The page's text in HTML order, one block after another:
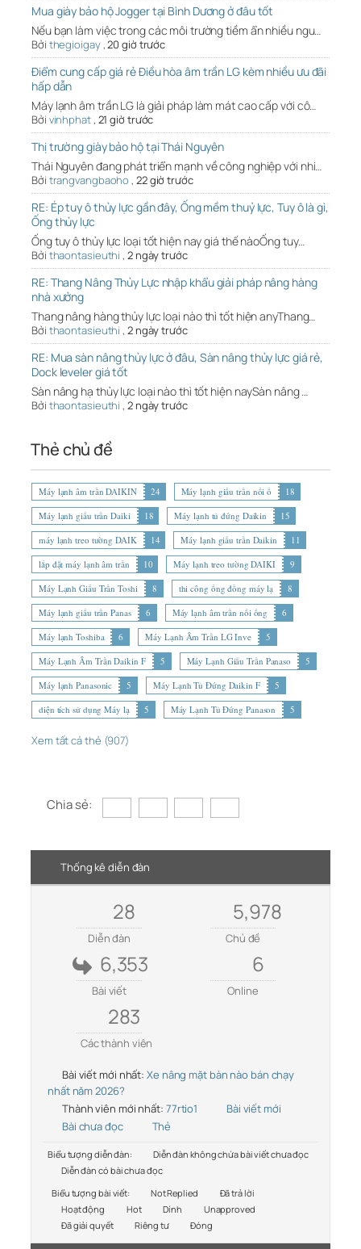
Mua giày bảo hộ Jogger tại Bình Dương ở đâu tốt
Nếu bạn làm việc trong các môi trường tiềm ẩn nhiều ngu…
Bởi thegioigay,20 giờ trước
Điểm cung cấp giá rẻ Điều hòa âm trần LG kèm nhiều ưu đãi
hấp dẫn
Máy lạnh âm trần LG là giải pháp làm mát cao cấp với cô…
Bởi vinhphat, 21 giờ trước
Thị trường giày bảo hộ tại Thái Nguyên
Thái Nguyên đang phát triển mạnh về công nghiệp với nhi…
Bởi trangvangbaoho , 22 giờ trước
RE: Ép tuy ô thủy lực gần đây, Ống mềm thuỷ lực, Tuy ô là gì,
Ống thủy lực
Ống tuy ô thủy lực loại tốt hiện nay giá thế nàoỐng tuy…
Bởi thaontasieuthi , 2 ngày trước
RE: Thang Nâng Thủy Lực nhập khẩu giải pháp nâng hàng
nhà xưởng
Thang nâng hàng thủy lực loại nào thì tốt hiện anyThang…
Bởi thaontasieuthi , 2 ngày trước
RE: Mua sàn nâng thủy lực ở đâu, Sàn nâng thủy lực giá rẻ,
Dock leveler giá tốt
Sàn nâng hạ thủy lực loại nào thì tốt hiện naySàn nâng …
Bởi thaontasieuthi , 2 ngày trước
Thẻ chủ đề
Máy lạnh âm trần DAIKIN 24 Máy lạnh giấu trần nối ố
18
Máy lạnh giấu trần Daiki
18 Máy lạnh tủ đứng Daikin
15
máy lạnh treo tường DAIK
14 Máy lạnh giấu trần Daikin
11
lắp đặt máy lạnh âm trần
10 Máy lạnh treo tường DAIKI
9
Máy Lạnh Giấu Trần Toshi
8 thi công ống đồng máy lạ
8
Máy lạnh giấu trần Panas
6 Máy lạnh âm trần nối ống
6
Máy lạnh Toshiba
6 Máy Lạnh Âm Trần LG Inve
5
Máy Lạnh Âm Trần Daikin F
5 Máy Lạnh Giấu Trần Panaso
5
Máy lạnh Panasonic
5 Máy Lạnh Tủ Đứng Daikin F
5
diện tích sử dụng Máy lạ
5 Máy Lạnh Tủ Đứng Panason 5
Xem tất cả thẻ (907)
Chia sẻ:
Thống kê diễn đàn
28
Diễn đàn
5,978
Chủ đề
6,353
Bài viết
6
Online
283
Các thành viên
Bài viết mới nhất: Xe nâng mặt bàn nào bán chạy
nhất năm 2026?
Thành viên mới nhất: 77rtio1
Bài viết mới
Bài chưa đọc
Thẻ
Biểu tượng diễn đàn:
Diễn đàn không chứa bài viết chưa đọc
Diễn đàn có bài chưa đọc
Biểu tượng bài viết:
Not Replied
Đã trả lời
Hoạt động
Hot Dính
Unapproved
Đã giải quyết
Riêng tư Đóng